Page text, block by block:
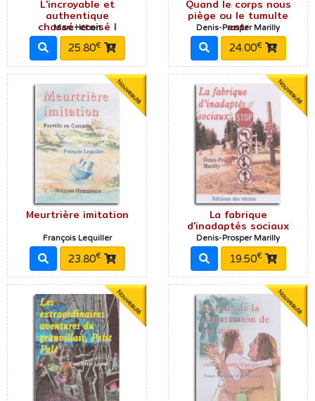
L'incroyable et
authentique
chassé-croisé l
Marc Hébert
25.80€
Quand le corps nous
piège ou le tumulte
entr
Denis-Prosper Marilly
24.00€
Meurtrière imitation
François Lequiller
23.80€
La fabrique
d'inadaptés sociaux
Denis-Prosper Marilly
19.50€